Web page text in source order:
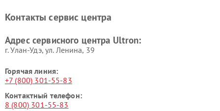
Контакты сервис центра
Адрес сервисного центра Ultron:
г. Улан-Удэ, ул. Ленина, 39
Горячая линия:
+7 (800) 301-55-83
Контактный телефон:
8 (800) 301-55-83